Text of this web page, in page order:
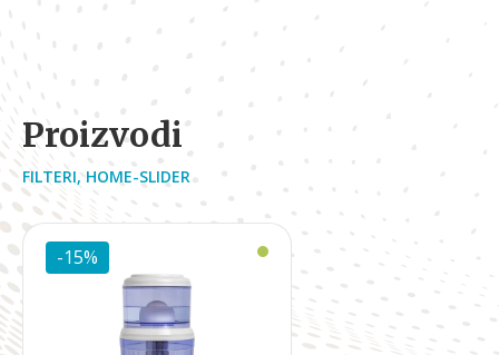
Proizvodi
FILTERI,HOME-SLIDER
-15%